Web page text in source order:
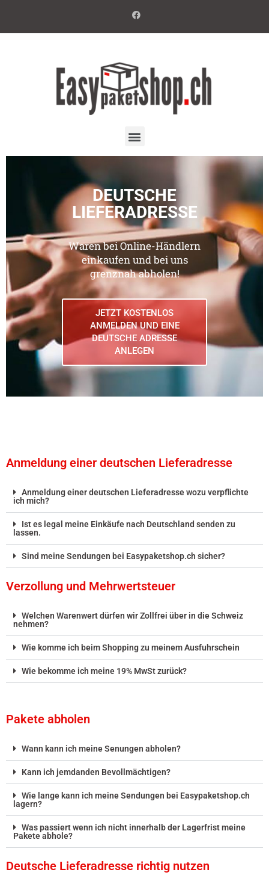
DEUTSCHE
LIEFERADRESSE
Waren bei Online-Händlern
einkaufen und bei uns
grenznah abholen!
JETZT KOSTENLOS
ANMELDEN UND EINE
DEUTSCHE ADRESSE
ANLEGEN
Anmeldung einer deutschen Lieferadresse
Anmeldung einer deutschen Lieferadresse wozu verpflichte
ich mich?
Ist es legal meine Einkäufe nach Deutschland senden zu
lassen.
Sind meine Sendungen bei Easypaketshop.ch sicher?
Verzollung und Mehrwertsteuer
Welchen Warenwert dürfen wir Zollfrei über in die Schweiz
nehmen?
Wie komme ich beim Shopping zu meinem Ausfuhrschein
Wie bekomme ich meine 19% MwSt zurück?
Pakete abholen
Wann kann ich meine Senungen abholen?
Kann ich jemdanden Bevollmächtigen?
Wie lange kann ich meine Sendungen bei Easypaketshop.ch
lagern?
Was passiert wenn ich nicht innerhalb der Lagerfrist meine
Pakete abhole?
Deutsche Lieferadresse richtig nutzen